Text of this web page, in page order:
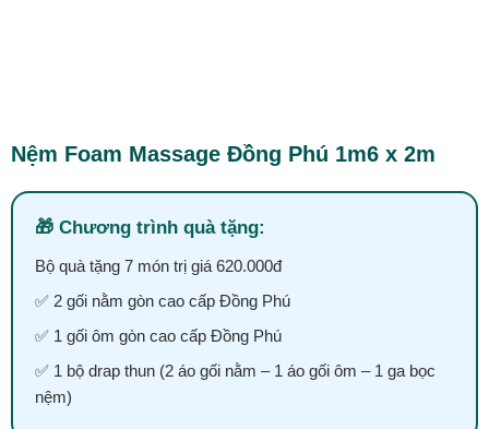
Nệm Foam Massage Đồng Phú 1m6 x 2m
Chương trình quà tặng:
Bộ quà tặng 7 món trị giá 620.000đ
✅ 2 gối nằm gòn cao cấp Đồng Phú
✅ 1 gối ôm gòn cao cấp Đồng Phú
✅ 1 bộ drap thun (2 áo gối nằm – 1 áo gối ôm – 1 ga bọc
nệm)